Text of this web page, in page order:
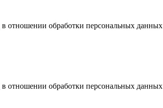
в отношении обработки персональных данных
в отношении обработки персональных данных